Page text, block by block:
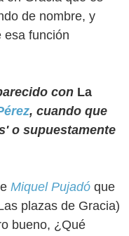
de nombre, y
esa función
con La
, cuando que
o supuestamente
Miquel Pujadó que
plazas de Gracia)
bueno, ¿Qué